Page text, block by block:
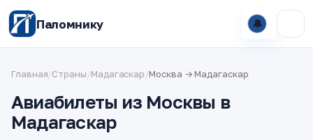
Паломнику 🔔
Главная/Страны/Мадагаскар/Москва → Мадагаскар
Авиабилеты из Москвы в
Мадагаскар